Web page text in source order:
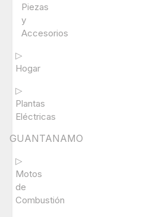
Piezas
y
Accesorios
▷
Hogar
▷
Plantas
Eléctricas
GUANTANAMO
▷
Motos
de
Combustión